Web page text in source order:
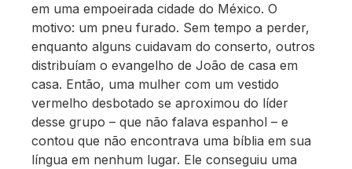
em uma empoeirada cidade do México. O
motivo: um pneu furado. Sem tempo a perder,
enquanto alguns cuidavam do conserto, outros
distribuíam o evangelho de João de casa em
casa. Então, uma mulher com um vestido
vermelho desbotado se aproximou do líder
desse grupo – que não falava espanhol – e
contou que não encontrava uma bíblia em sua
língua em nenhum lugar. Ele conseguiu uma